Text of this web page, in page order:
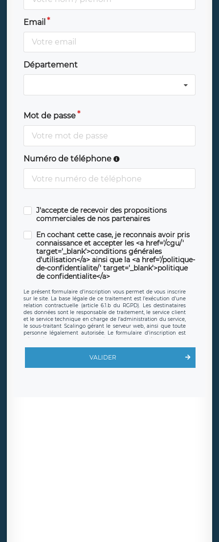
Email
Département
Mot de passe
Numéro de téléphone
J'accepte de recevoir des propositions
commerciales de nos partenaires
En cochant cette case, je reconnais avoir pris
connaissance et accepter les <a href='/cgu/'
target='_blank'>conditions générales
d'utilisation</a> ainsi que la <a href='/politique-
de-confidentialite/' target='_blank'>politique
de confidentialite</a>
Le présent formulaire d’inscription vous permet de vous inscrire
sur le site. La base légale de ce traitement est l’exécution d’une
relation contractuelle (article 6.1.b du RGPD). Les destinataires
des données sont le responsable de traitement, le service client
et le service technique en charge de l’administration du service,
le sous-traitant Scalingo gérant le serveur web, ainsi que toute
personne légalement autorisée. Le formulaire d’inscription est
offrant desclauses de protection conformes au RGPD. Les
en sollicite la suppression, étant entendu que vous pouvez
demander la suppression de vos données et retirer votre
VALIDER